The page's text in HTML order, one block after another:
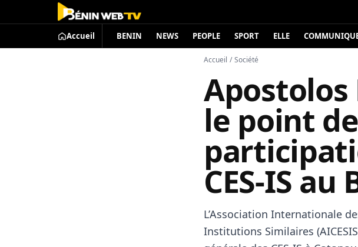
Accueil BENIN NEWS PEOPLE SPORT ELLE
Accueil / Société
Apostolos
le point
CES-IS au
L’Association Internationale
Institutions Similaires